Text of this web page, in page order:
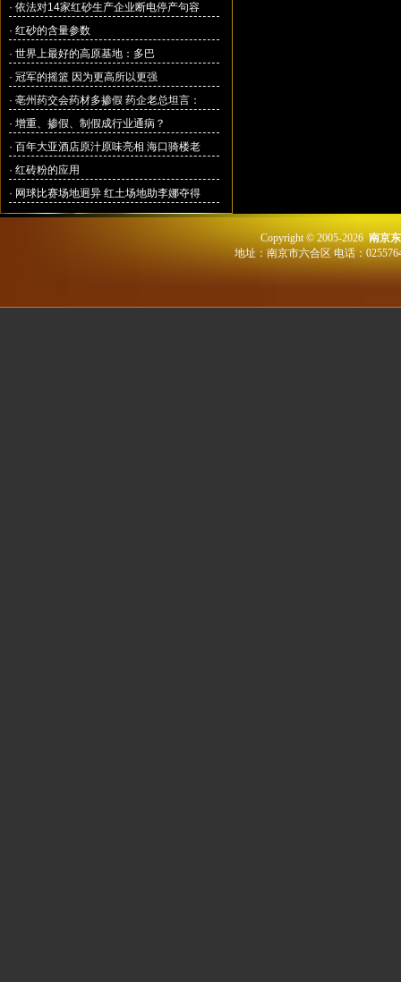
· 依法对14家红砂生产企业断电停产句容
· 红砂的含量参数
· 世界上最好的高原基地：多巴
· 冠军的摇篮 因为更高所以更强
· 亳州药交会药材多掺假 药企老总坦言：
· 增重、掺假、制假成行业通病？
· 百年大亚酒店原汁原味亮相 海口骑楼老
· 红砖粉的应用
· 网球比赛场地迥异 红土场地助李娜夺得
Copyright © 2005-2026 南京
地址：南京市六合区 电话：